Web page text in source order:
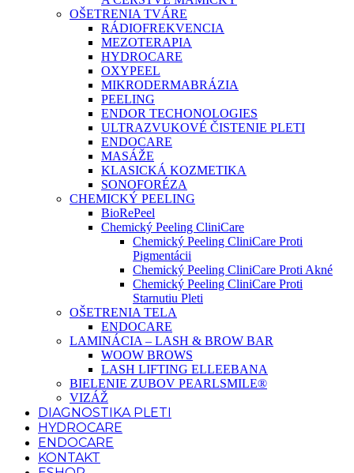
OŠETRENIA TVÁRE
RÁDIOFREKVENCIA
MEZOTERAPIA
HYDROCARE
OXYPEEL
MIKRODERMABRÁZIA
PEELING
ENDOR TECHONOLOGIES
ULTRAZVUKOVÉ ČISTENIE PLETI
ENDOCARE
MASÁŽE
KLASICKÁ KOZMETIKA
SONOFORÉZA
CHEMICKÝ PEELING
BioRePeel
Chemický Peeling CliniCare
Chemický Peeling CliniCare Proti
Pigmentácii
Chemický Peeling CliniCare Proti Akné
Chemický Peeling CliniCare Proti
Starnutiu Pleti
OŠETRENIA TELA
ENDOCARE
LAMINÁCIA – LASH & BROW BAR
WOOW BROWS
LASH LIFTING ELLEEBANA
BIELENIE ZUBOV PEARLSMILE®
VIZÁŽ
DIAGNOSTIKA PLETI
HYDROCARE
ENDOCARE
KONTAKT